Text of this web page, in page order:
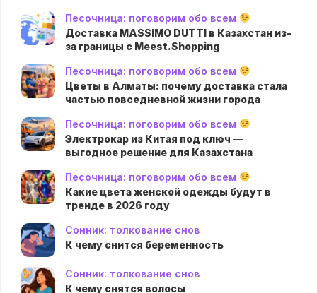
Песочница: поговорим обо всем
Доставка MASSIMO DUTTI в Казахстан из-
за границы с Meest.Shopping
Песочница: поговорим обо всем
Цветы в Алматы: почему доставка стала
частью повседневной жизни города
Песочница: поговорим обо всем
Электрокар из Китая под ключ —
выгодное решение для Казахстана
Песочница: поговорим обо всем
Какие цвета женской одежды будут в
тренде в 2026 году
Сонник: толкование снов
К чему снится беременность
Сонник: толкование снов
К чему снятся волосы